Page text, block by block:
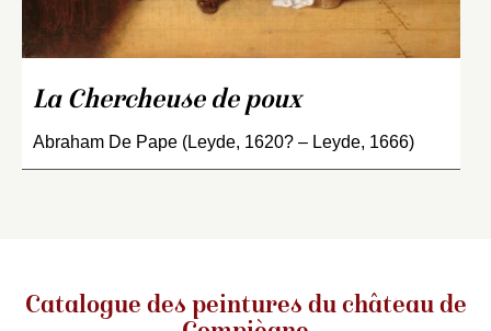
La Chercheuse de poux
Abraham De Pape (Leyde, 1620? – Leyde, 1666)
Catalogue des peintures du château de